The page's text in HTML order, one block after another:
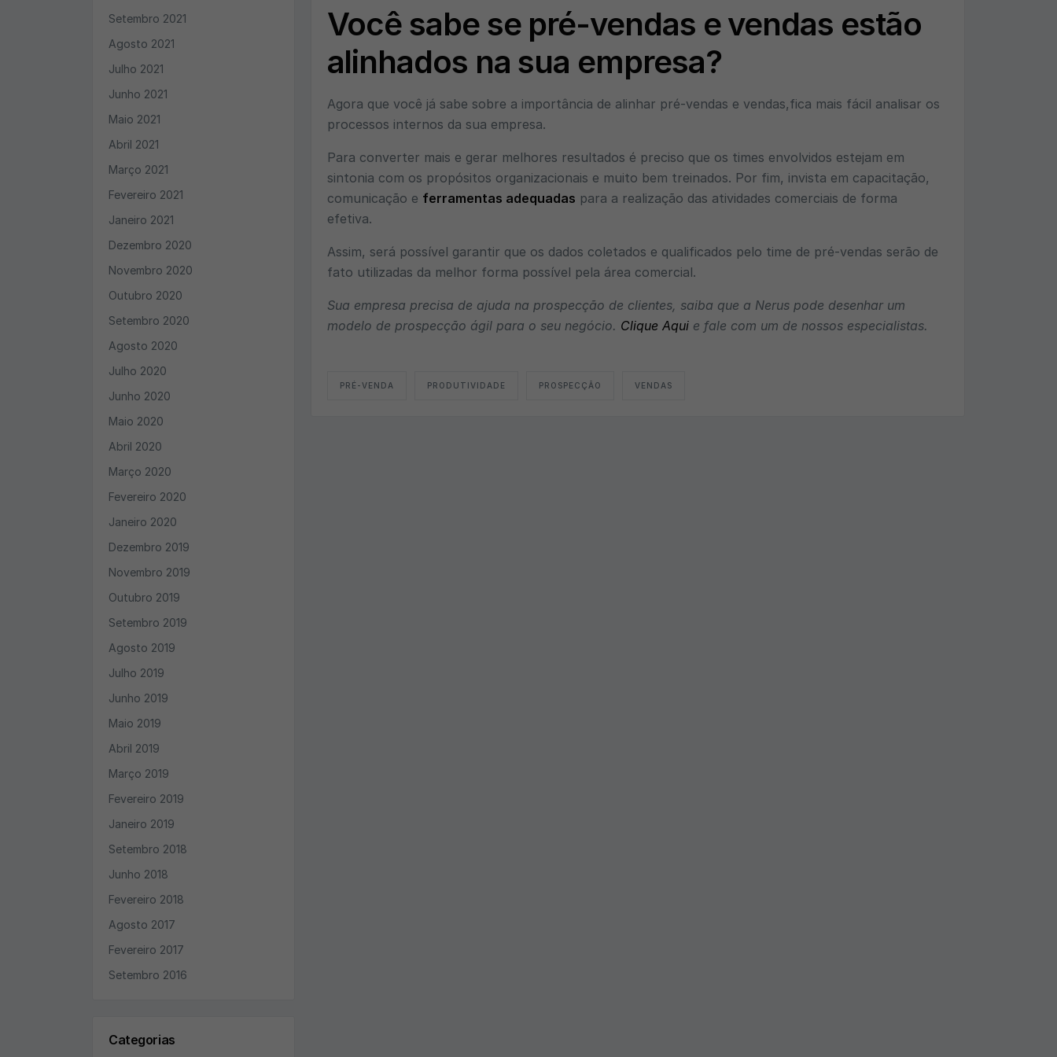
Setembro 2021
Agosto 2021
Julho 2021
Junho 2021
Maio 2021
Abril 2021
Março 2021
Fevereiro 2021
Janeiro 2021
Dezembro 2020
Novembro 2020
Outubro 2020
Setembro 2020
Agosto 2020
Julho 2020
Junho 2020
Maio 2020
Abril 2020
Março 2020
Fevereiro 2020
Janeiro 2020
Dezembro 2019
Novembro 2019
Outubro 2019
Setembro 2019
Agosto 2019
Julho 2019
Junho 2019
Maio 2019
Abril 2019
Março 2019
Fevereiro 2019
Janeiro 2019
Setembro 2018
Junho 2018
Fevereiro 2018
Agosto 2017
Fevereiro 2017
Setembro 2016
Categorias
Você sabe se pré-vendas e vendas estão
alinhados na sua empresa?
Agora que você já sabe sobre a importância de alinhar pré-vendas e vendas,fica mais fácil analisar os
processos internos da sua empresa.
Para converter mais e gerar melhores resultados é preciso que os times envolvidos estejam em
sintonia com os propósitos organizacionais e muito bem treinados. Por fim, invista em capacitação,
comunicação e ferramentas adequadas para a realização das atividades comerciais de forma
efetiva.
Assim, será possível garantir que os dados coletados e qualificados pelo time de pré-vendas serão de
fato utilizadas da melhor forma possível pela área comercial.
Sua empresa precisa de ajuda na prospecção de clientes, saiba que a Nerus pode desenhar um
modelo de prospecção ágil para o seu negócio. Clique Aqui e fale com um de nossos especialistas.
PRÉ-VENDA PRODUTIVIDADE PROSPECÇÃO VENDAS